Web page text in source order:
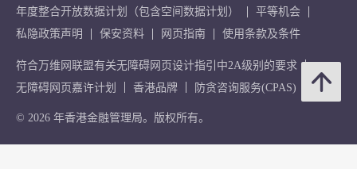
年度整合开放数据计划（包含空间数据计划）
平等机会
私隐政策声明
保安资料 网页指南 使用条款及条件
符合万维网联盟有关无障碍网页设计指引中2A级别的要求
无障碍网页嘉许计划
香港品牌 防贪咨询服务(CPAS)
© 2026 年香港金融管理局。版权所有。